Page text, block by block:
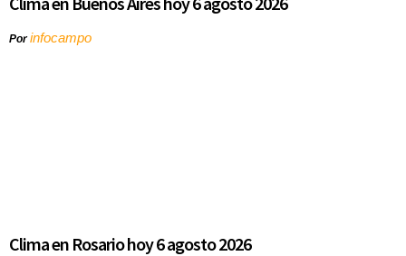
Porinfocampo
Clima en Rosario hoy 6 agosto 2026